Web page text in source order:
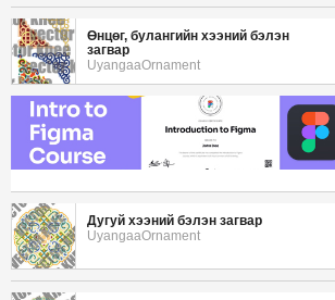
Өнцөг, булангийн хээний бэлэн
загвар
UyangaaOrnament
Дугуй хээний бэлэн загвар
UyangaaOrnament